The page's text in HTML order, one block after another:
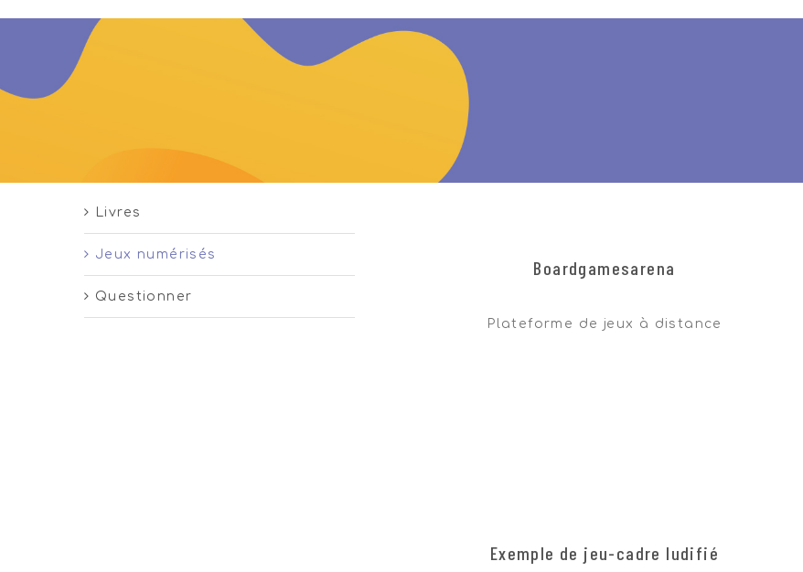
Boardgamesarena
Plateforme de jeux à distance
Exemple de jeu-cadre ludifié
Livres
Jeux numérisés
Questionner